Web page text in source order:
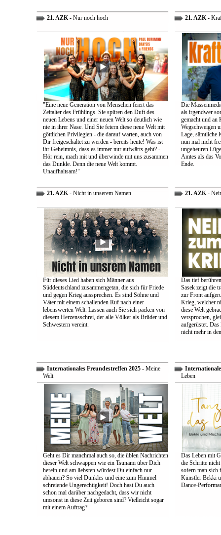
21. AZK- Nur noch hoch
"Eine neue Generation von Menschen feiert das
Zeitalter des Frühlings. Sie spüren den Duft des
neuen Lebens und einer neuen Welt so deutlich wie
nie in ihrer Nase. Und Sie feiern diese neue Welt mit
göttlichen Privilegien - die darauf warten, auch von
Dir freigeschaltet zu werden - bereits heute! Was ist
ihr Geheimnis, dass es immer nur aufwärts geht? -
Hör rein, mach mit und überwinde mit uns zusammen
das Dunkle. Denn die neue Welt kommt.
Unaufhaltsam!"
21. AZK-
Die
als irgendwer
gemacht und an
Wegschweigen
Lage, sämtliche
nun mal nicht
ungeheuren
Amtes als das
Ende.
21. AZK- Nicht in unserem Namen
Für dieses Lied haben sich Männer aus
Süddeutschland zusammengetan, die sich für Friede
und gegen Krieg aussprechen. Es sind Söhne und
Väter mit einem schallenden Ruf nach einer
lebenswerten Welt. Lassen auch Sie sich packen von
diesem Herzensschrei, der alle Völker als Brüder und
Schwestern vereint.
21. AZK-
Das tief
Sasek zeigt die
zur Front
Krieg, welcher
diese Welt
versprochen,
aufgerüstet.
nicht mehr in
Internationales Freundestreffen 2025- Meine
Welt
Geht es Dir manchmal auch so, die üblen Nachrichten
dieser Welt schwappen wie ein Tsunami über Dich
herein und am liebsten würdest Du einfach nur
abhauen? So viel Dunkles und eine zum Himmel
schreiende Ungerechtigkeit! Doch hast Du auch
schon mal darüber nachgedacht, dass wir nicht
umsonst in diese Zeit geboren sind? Vielleicht sogar
mit einem Auftrag?
Leben
Das Leben mit
die Schritte
sofern man sich
Künstler Bekki
Dance-